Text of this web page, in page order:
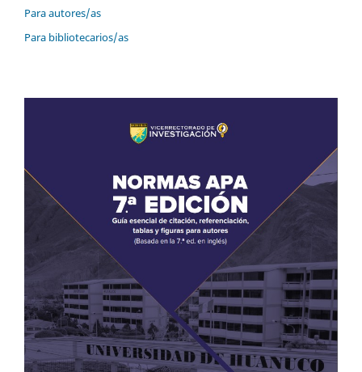
Para autores/as
Para bibliotecarios/as